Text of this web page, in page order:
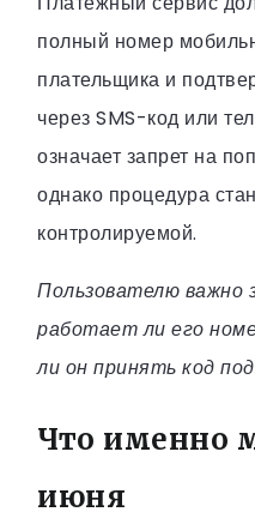
полный номер
плательщика и
через SMS-код или
означает запрет на
однако процедура
контролируемой.
Пользователю важно
работает ли его
ли он принять код
Что именно
июня